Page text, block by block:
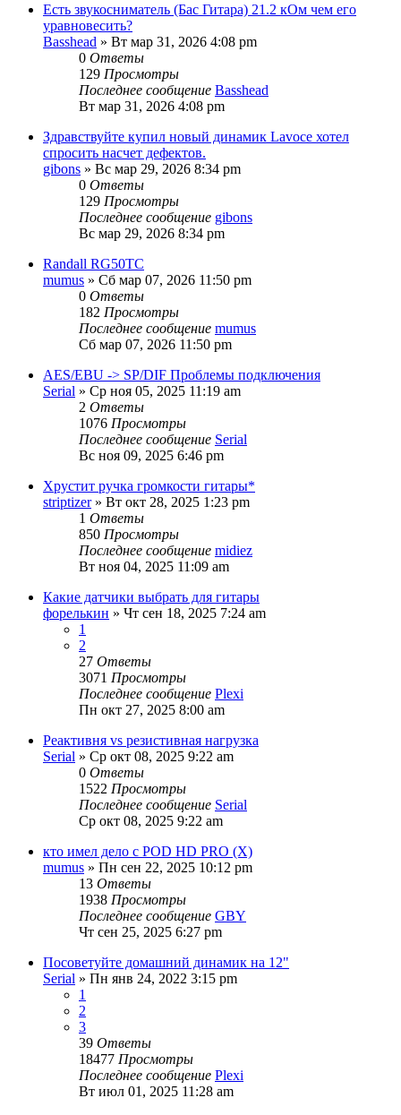
Есть звукосниматель (Бас Гитара) 21.2 кОм чем его
уравновесить?
Basshead » Вт мар 31, 2026 4:08 pm
0 Ответы
129 Просмотры
Последнее сообщение Basshead
Вт мар 31, 2026 4:08 pm
Здравствуйте купил новый динамик Lavoce хотел
спросить насчет дефектов.
gibons » Вс мар 29, 2026 8:34 pm
0 Ответы
129 Просмотры
Последнее сообщение gibons
Вс мар 29, 2026 8:34 pm
Randall RG50TC
mumus » Сб мар 07, 2026 11:50 pm
0 Ответы
182 Просмотры
Последнее сообщение mumus
Сб мар 07, 2026 11:50 pm
AES/EBU -> SP/DIF Проблемы подключения
Serial » Ср ноя 05, 2025 11:19 am
2 Ответы
1076 Просмотры
Последнее сообщение Serial
Вс ноя 09, 2025 6:46 pm
Хрустит ручка громкости гитары*
striptizer» Вт окт 28, 2025 1:23 pm
1 Ответы
850 Просмотры
Последнее сообщение midiez
Вт ноя 04, 2025 11:09 am
Какие датчики выбрать для гитары
форелькин » Чт сен 18, 2025 7:24 am
1
2
27 Ответы
3071 Просмотры
Последнее сообщение Plexi
Пн окт 27, 2025 8:00 am
Реактивня vs резистивная нагрузка
Serial » Ср окт 08, 2025 9:22 am
0 Ответы
1522 Просмотры
Последнее сообщение Serial
Ср окт 08, 2025 9:22 am
кто имел дело с POD HD PRO (X)
mumus » Пн сен 22, 2025 10:12 pm
13 Ответы
1938 Просмотры
Последнее сообщение GBY
Чт сен 25, 2025 6:27 pm
Посоветуйте домашний динамик на 12"
Serial » Пн янв 24, 2022 3:15 pm
1
2
3
39 Ответы
18477 Просмотры
Последнее сообщение Plexi
Вт июл 01, 2025 11:28 am